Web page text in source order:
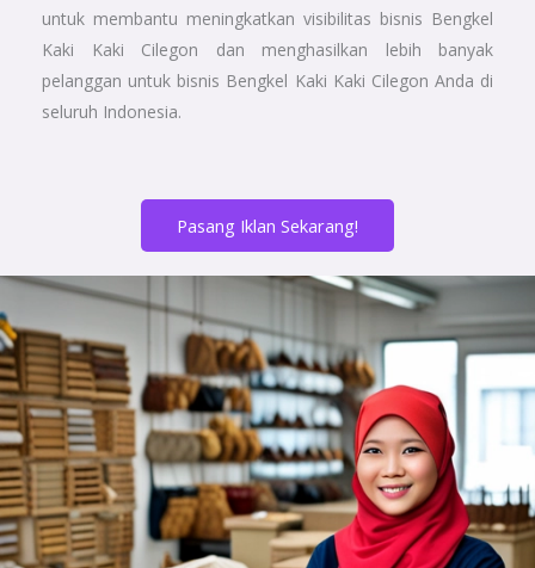
untuk membantu meningkatkan visibilitas bisnis Bengkel
Kaki Kaki Cilegon dan menghasilkan lebih banyak
pelanggan untuk bisnis Bengkel Kaki Kaki Cilegon Anda di
seluruh Indonesia.
Pasang Iklan Sekarang!